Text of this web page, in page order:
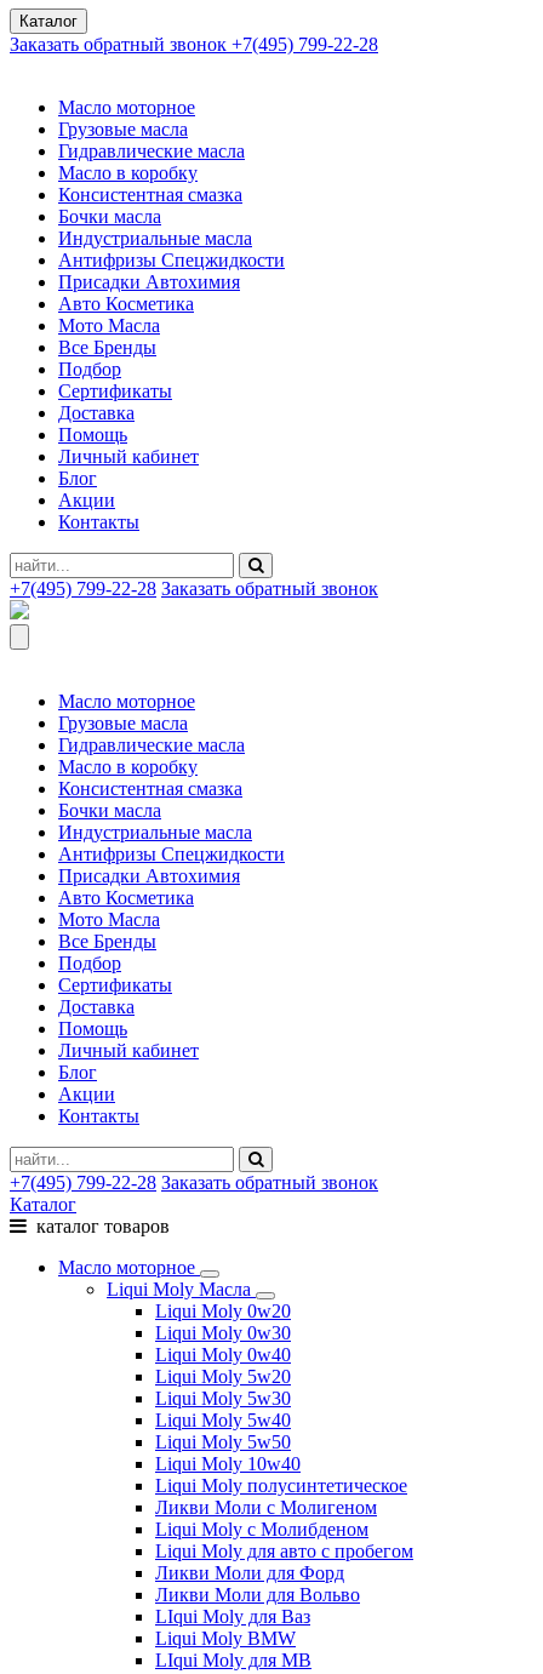
Каталог
Заказать обратный звонок +7(495) 799-22-28
Масло моторное
Грузовые масла
Гидравлические масла
Масло в коробку
Консистентная смазка
Бочки масла
Индустриальные масла
Антифризы Спецжидкости
Присадки Автохимия
Авто Косметика
Мото Масла
Все Бренды
Подбор
Сертификаты
Доставка
Помощь
Личный кабинет
Блог
Акции
Контакты
+7(495) 799-22-28 Заказать обратный звонок
Масло моторное
Грузовые масла
Гидравлические масла
Масло в коробку
Консистентная смазка
Бочки масла
Индустриальные масла
Антифризы Спецжидкости
Присадки Автохимия
Авто Косметика
Мото Масла
Все Бренды
Подбор
Сертификаты
Доставка
Помощь
Личный кабинет
Блог
Акции
Контакты
+7(495) 799-22-28 Заказать обратный звонок
Каталог
каталог товаров
Масло моторное
Liqui Moly Масла
Liqui Moly 0w20
Liqui Moly 0w30
Liqui Moly 0w40
Liqui Moly 5w20
Liqui Moly 5w30
Liqui Moly 5w40
Liqui Moly 5w50
Liqui Moly 10w40
Liqui Moly полусинтетическое
Ликви Моли с Молигеном
Liqui Moly с Молибденом
Liqui Moly для авто с пробегом
Ликви Моли для Форд
Ликви Моли для Вольво
LIqui Moly для Ваз
Liqui Moly BMW
LIqui Moly для MB